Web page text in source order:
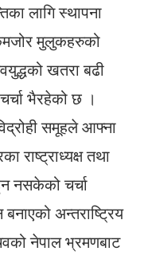
लागि स्थापना
मुलुकहरुको
खतरा बढी
भैरहेको छ ।
समूहले आफ्ना
राष्ट्राध्यक्ष तथा
नसकेको चर्चा
अन्तराष्ट्रिय
नेपाल भ्रमणबाट